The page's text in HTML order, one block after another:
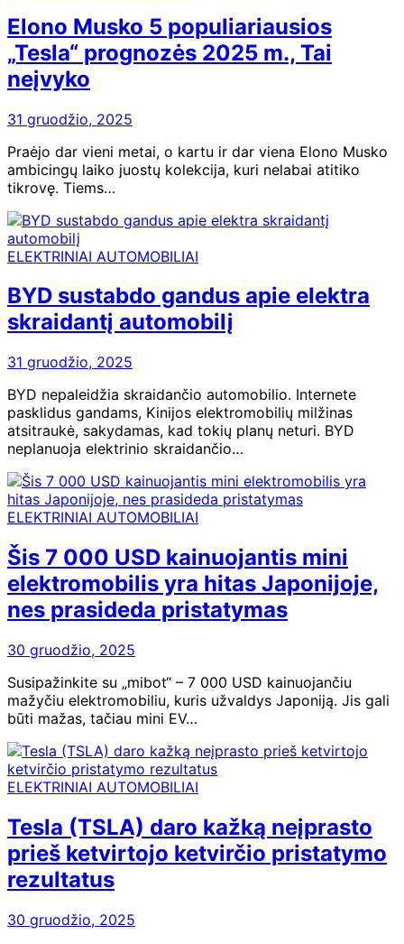
Elono Musko 5 populiariausios
„Tesla“ prognozės 2025 m., Tai
neįvyko
31 gruodžio, 2025
Praėjo dar vieni metai, o kartu ir dar viena Elono Musko
ambicingų laiko juostų kolekcija, kuri nelabai atitiko
tikrovę. Tiems…
ELEKTRINIAI AUTOMOBILIAI
BYD sustabdo gandus apie elektra
skraidantį automobilį
31 gruodžio, 2025
BYD nepaleidžia skraidančio automobilio. Internete
pasklidus gandams, Kinijos elektromobilių milžinas
atsitraukė, sakydamas, kad tokių planų neturi. BYD
neplanuoja elektrinio skraidančio…
ELEKTRINIAI AUTOMOBILIAI
Šis 7 000 USD kainuojantis mini
elektromobilis yra hitas Japonijoje,
nes prasideda pristatymas
30 gruodžio, 2025
Susipažinkite su „mibot“ – 7 000 USD kainuojančiu
mažyčiu elektromobiliu, kuris užvaldys Japoniją. Jis gali
būti mažas, tačiau mini EV…
ELEKTRINIAI AUTOMOBILIAI
Tesla (TSLA) daro kažką neįprasto
prieš ketvirtojo ketvirčio pristatymo
rezultatus
30 gruodžio, 2025